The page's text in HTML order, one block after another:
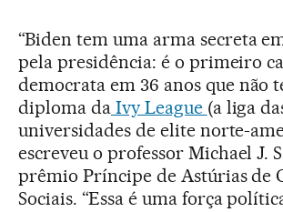
“Biden tem uma arma secreta
pela presidência: é o primeiro
democrata em 36 anos que não
diploma daIvy League (a liga
universidades de elite norte-
escreveu o professor Michael J.
prêmio Príncipe de Astúrias de
Sociais. “Essa é uma força